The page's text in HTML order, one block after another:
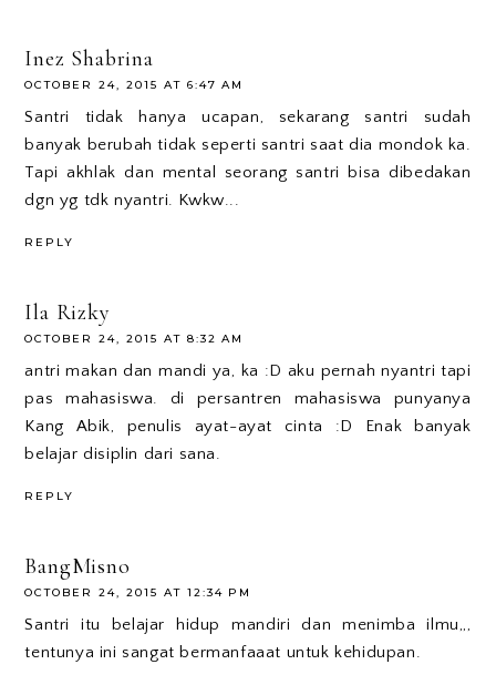
Inez Shabrina
OCTOBER 24, 2015 AT 6:47 AM
Santri tidak hanya ucapan, sekarang santri sudah
banyak berubah tidak seperti santri saat dia mondok ka.
Tapi akhlak dan mental seorang santri bisa dibedakan
dgn yg tdk nyantri. Kwkw...
REPLY
Ila Rizky
OCTOBER 24, 2015 AT 8:32 AM
antri makan dan mandi ya, ka :D aku pernah nyantri tapi
pas mahasiswa. di persantren mahasiswa punyanya
Kang Abik, penulis ayat-ayat cinta :D Enak banyak
belajar disiplin dari sana.
REPLY
BangMisno
OCTOBER 24, 2015 AT 12:34 PM
Santri itu belajar hidup mandiri dan menimba ilmu,,,
tentunya ini sangat bermanfaaat untuk kehidupan.